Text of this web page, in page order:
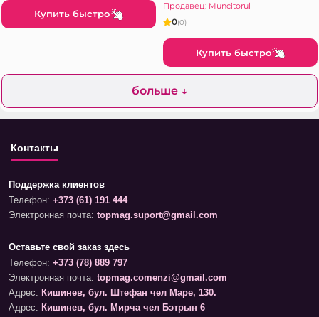
Купить быстро
Продавец: Muncitorul
0(0)
Купить быстро
больше ↓
Контакты
Поддержка клиентов
Телефон: +373 (61) 191 444
Электронная почта: topmag.suport@gmail.com
Оставьте свой заказ здесь
Телефон: +373 (78) 889 797
Электронная почта: topmag.comenzi@gmail.com
Адрес: Кишинев, бул. Штефан чел Маре, 130.
Адрес: Кишинев, бул. Мирча чел Бэтрын 6